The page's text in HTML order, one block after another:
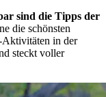
sind die Tipps der
die schönsten
Aktivitäten in der
steckt voller